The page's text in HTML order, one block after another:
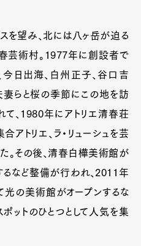
を望み、北には八ヶ岳が迫る
芸術村。1977年に創設者で
日出海、白州正子、谷口吉
らと桜の季節にこの地を訪
て、1980年にアトリエ清春荘
アトリエ、ラ・リューシュを芸
。その後、清春白樺美術館が
など整備が行われ、2011年
の美術館がオープンするな
ットのひとつとして人気を集